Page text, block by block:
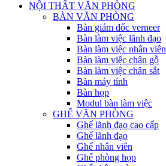
NỘI THẤT VĂN PHÒNG
BÀN VĂN PHÒNG
Bàn giám đốc verneer
Bàn làm việc lãnh đạo
Bàn làm việc nhân viên
Bàn làm việc chân gỗ
Bàn làm việc chân sắt
Bàn máy tính
Bàn họp
Modul bàn làm việc
GHẾ VĂN PHÒNG
Ghế lãnh đạo cao cấp
Ghế lãnh đạo
Ghế nhân viên
Ghế phòng họp